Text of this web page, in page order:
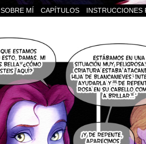
SOBRE MÍ CAPÍTULOS INSTRUCCIONES